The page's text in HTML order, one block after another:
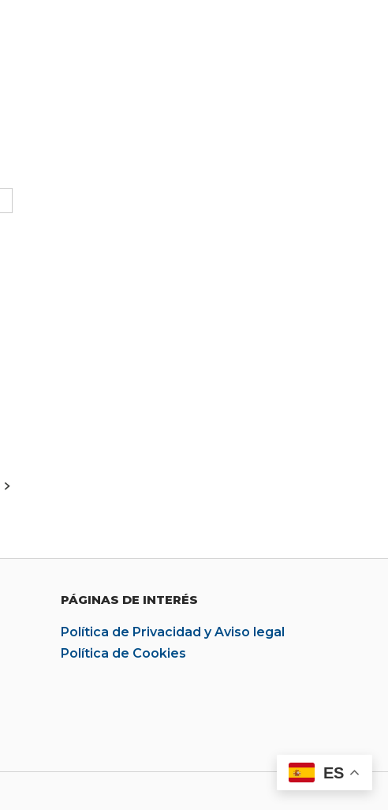
PÁGINAS DE INTERÉS
Política de Privacidad y Aviso legal
Política de Cookies
ES